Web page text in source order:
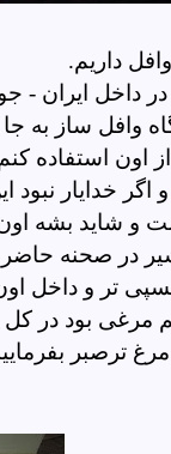
داریم.
داخل ایران -
وافل ساز به
استفاده
و اگر خدایار
و شاید بشه
در صحنه
تر و داخل
مرغی بود در
ترصبر